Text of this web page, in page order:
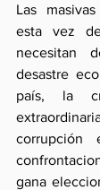
Las
esta vez
necesitan
desastre
país, la
corrupción
gana